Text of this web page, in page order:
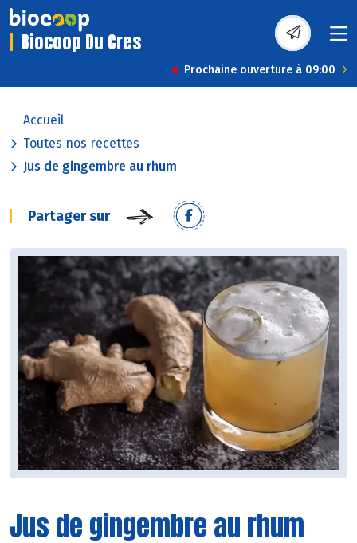
Biocoop Du Cres
Prochaine ouverture à 09:00
Accueil
Toutes nos recettes
Jus de gingembre au rhum
Partager sur
Jus de gingembre au rhum